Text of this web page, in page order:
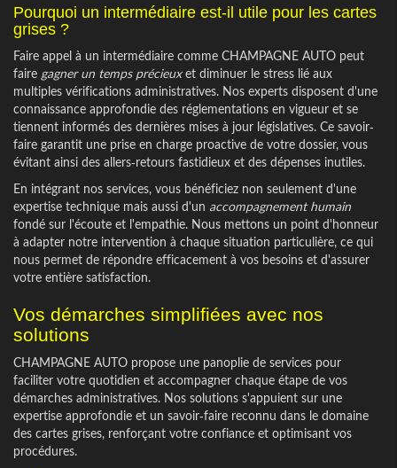
Pourquoi un intermédiaire est-il utile pour les cartes
grises ?
Faire appel à un intermédiaire comme CHAMPAGNE AUTO peut
faire gagner un temps précieuxet diminuer le stress lié aux
multiples vérifications administratives. Nos experts disposent d'une
connaissance approfondie des réglementations en vigueur et se
tiennent informés des dernières mises à jour législatives. Ce savoir-
faire garantit une prise en charge proactive de votre dossier, vous
évitant ainsi des allers-retours fastidieux et des dépenses inutiles.
En intégrant nos services, vous bénéficiez non seulement d'une
expertise technique mais aussi d'un accompagnement humain
fondé sur l'écoute et l'empathie. Nous mettons un point d'honneur
à adapter notre intervention à chaque situation particulière, ce qui
nous permet de répondre efficacement à vos besoins et d'assurer
votre entière satisfaction.
Vos démarches simplifiées avec nos
solutions
CHAMPAGNE AUTO propose une panoplie de services pour
faciliter votre quotidien et accompagner chaque étape de vos
démarches administratives. Nos solutions s'appuient sur une
expertise approfondie et un savoir-faire reconnu dans le domaine
des cartes grises, renforçant votre confiance et optimisant vos
procédures.